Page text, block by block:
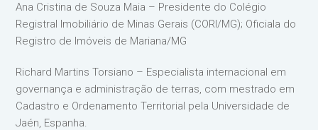
Ana Cristina de Souza Maia – Presidente do Colégio
Registral Imobiliário de Minas Gerais (CORI/MG); Oficiala do
Registro de Imóveis de Mariana/MG
Richard Martins Torsiano – Especialista internacional em
governança e administração de terras, com mestrado em
Cadastro e Ordenamento Territorial pela Universidade de
Jaén, Espanha.